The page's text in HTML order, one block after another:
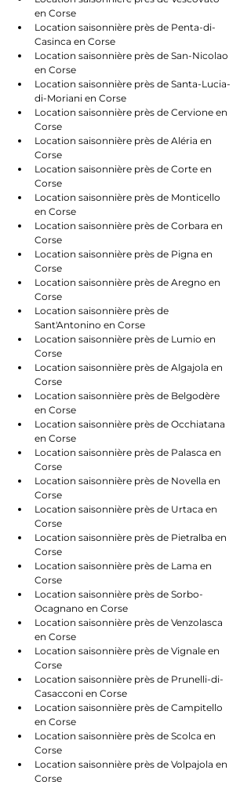
en Corse
Location saisonnière près de Penta-di-
Casinca en Corse
Location saisonnière près de San-Nicolao
en Corse
Location saisonnière près de Santa-Lucia-
di-Moriani en Corse
Location saisonnière près de Cervione en
Corse
Location saisonnière près de Aléria en
Corse
Location saisonnière près de Corte en
Corse
Location saisonnière près de Monticello
en Corse
Location saisonnière près de Corbara en
Corse
Location saisonnière près de Pigna en
Corse
Location saisonnière près de Aregno en
Corse
Location saisonnière près de
Sant'Antonino en Corse
Location saisonnière près de Lumio en
Corse
Location saisonnière près de Algajola en
Corse
Location saisonnière près de Belgodère
en Corse
Location saisonnière près de Occhiatana
en Corse
Location saisonnière près de Palasca en
Corse
Location saisonnière près de Novella en
Corse
Location saisonnière près de Urtaca en
Corse
Location saisonnière près de Pietralba en
Corse
Location saisonnière près de Lama en
Corse
Location saisonnière près de Sorbo-
Ocagnano en Corse
Location saisonnière près de Venzolasca
en Corse
Location saisonnière près de Vignale en
Corse
Location saisonnière près de Prunelli-di-
Casacconi en Corse
Location saisonnière près de Campitello
en Corse
Location saisonnière près de Scolca en
Corse
Location saisonnière près de Volpajola en
Corse